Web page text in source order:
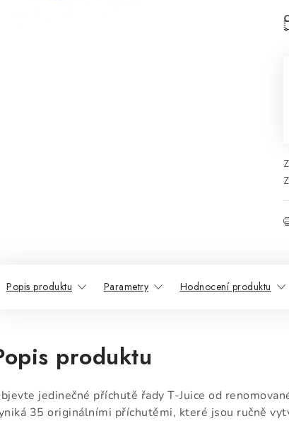
Popis produktu Parametry Hodnocení produktu
produktu
jedinečné příchutě řady T-Juice od
35 originálními příchutěmi, které jsou ručně